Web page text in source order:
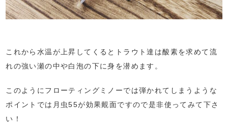
これから水温が上昇してくるとトラウト達は酸素を求めて流
れの強い瀬の中や白泡の下に身を潜めます。
このようにフローティングミノーでは弾かれてしまうような
ポイントでは月虫55が効果覿面ですので是非使ってみて下さ
い！